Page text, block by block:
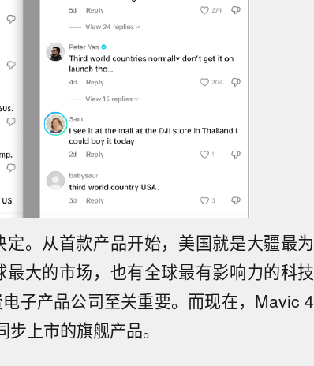
。从首款产品开始，美国就是大疆最为
大的市场，也有全球最有影响力的科技
子产品公司至关重要。而现在，Mavic 4
上市的旗舰产品。